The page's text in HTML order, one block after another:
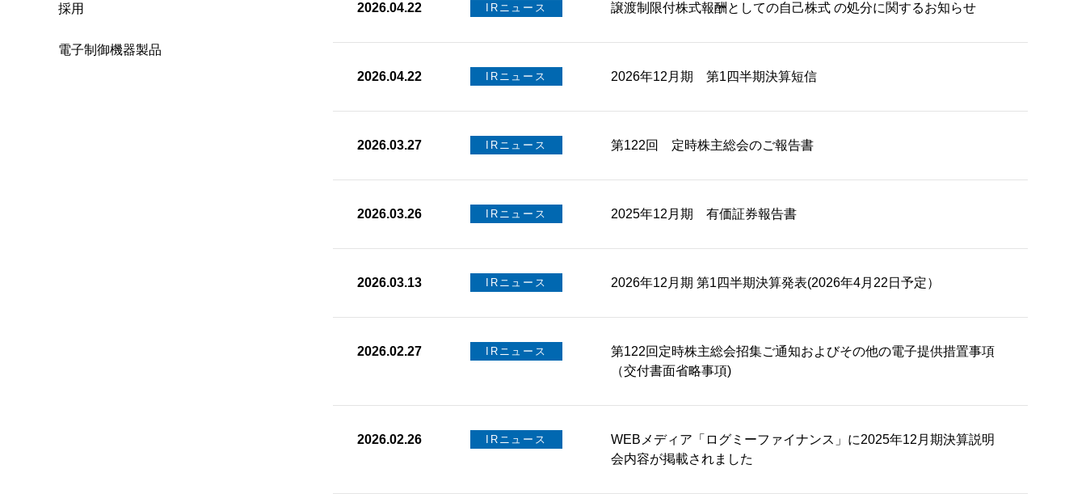
2026.04.22 IRニュース 譲渡制限付株式報酬としての自己株式 の処分に関するお知らせ
2026.04.22 IRニュース 2026年12月期 第1四半期決算短信
2026.03.27 IRニュース 第122回 定時株主総会のご報告書
2026.03.26 IRニュース 2025年12月期 有価証券報告書
2026.03.13 IRニュース 2026年12月期 第1四半期決算発表(2026年4月22日予定）
2026.02.27 IRニュース
第122回定時株主総会招集ご通知およびその他の電子提供措置事項
（交付書面省略事項)
2026.02.26 IRニュース
WEBメディア「ログミーファイナンス」に2025年12月期決算説明
会内容が掲載されました
採用
電子制御機器製品